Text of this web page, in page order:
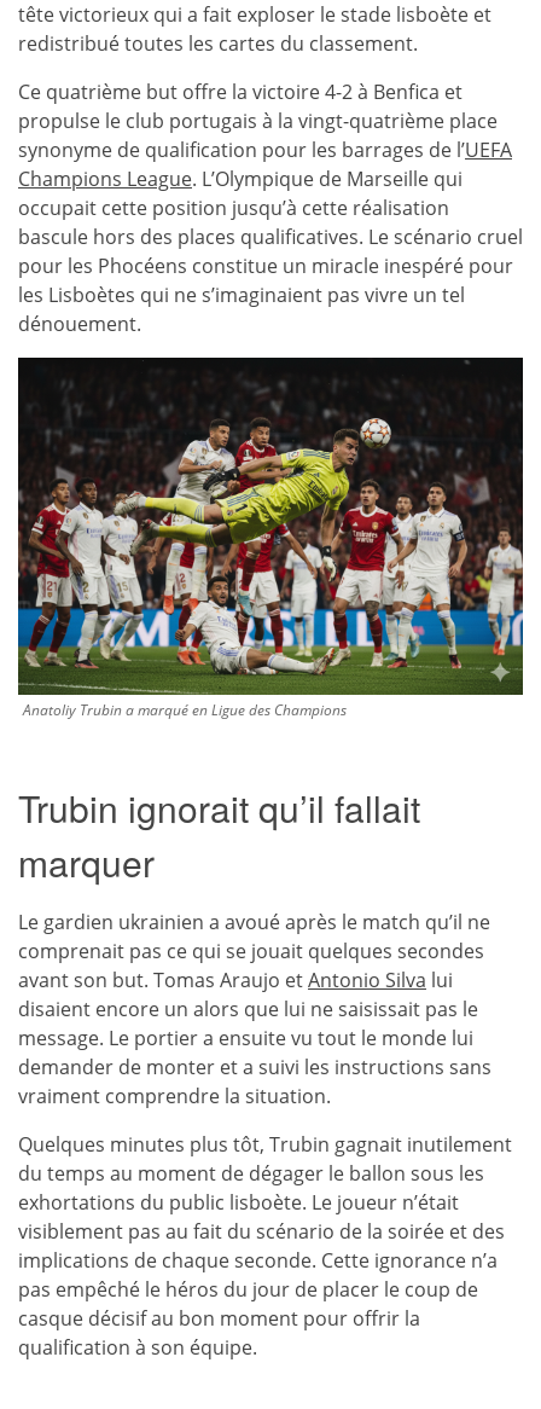
tête victorieux qui a fait exploser le stade lisboète et
redistribué toutes les cartes du classement.
Ce quatrième but offre la victoire 4-2 à Benfica et
propulse le club portugais à la vingt-quatrième place
synonyme de qualification pour les barrages de l’UEFA
Champions League. L’Olympique de Marseille qui
occupait cette position jusqu’à cette réalisation
bascule hors des places qualificatives. Le scénario cruel
pour les Phocéens constitue un miracle inespéré pour
les Lisboètes qui ne s’imaginaient pas vivre un tel
dénouement.
Anatoliy Trubin a marqué en Ligue des Champions
Trubin ignorait qu’il fallait
marquer
Le gardien ukrainien a avoué après le match qu’il ne
comprenait pas ce qui se jouait quelques secondes
avant son but. Tomas Araujo etAntonio Silva lui
disaient encore un alors que lui ne saisissait pas le
message. Le portier a ensuite vu tout le monde lui
demander de monter et a suivi les instructions sans
vraiment comprendre la situation.
Quelques minutes plus tôt, Trubin gagnait inutilement
du temps au moment de dégager le ballon sous les
exhortations du public lisboète. Le joueur n’était
visiblement pas au fait du scénario de la soirée et des
implications de chaque seconde. Cette ignorance n’a
pas empêché le héros du jour de placer le coup de
casque décisif au bon moment pour offrir la
qualification à son équipe.